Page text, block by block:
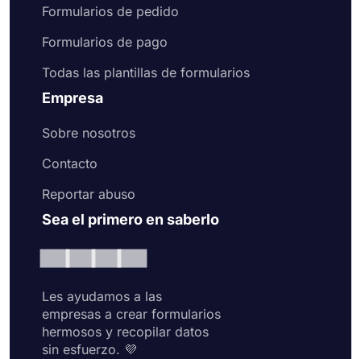
Formularios de pedido
Formularios de pago
Todas las plantillas de formularios
Empresa
Sobre nosotros
Contacto
Reportar abuso
Sea el primero en saberlo
Les ayudamos a las
empresas a crear formularios
hermosos y recopilar datos
sin esfuerzo. 💜